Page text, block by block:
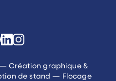
—Création graphique &
de stand — Flocage